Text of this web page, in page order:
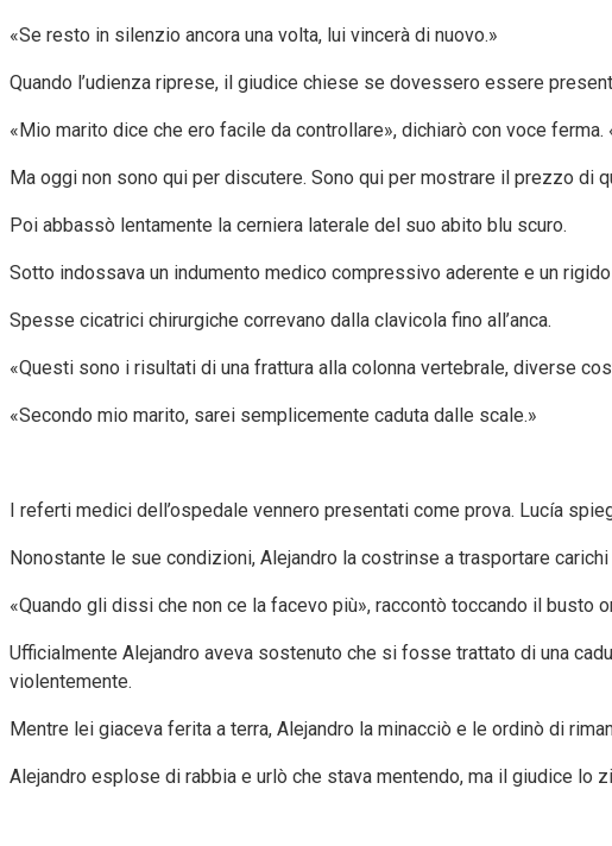
«Se resto in silenzio ancora una volta, lui vincerà di nuovo.»
Quando l’udienza riprese, il giudice chiese se dovessero essere
«Mio marito dice che ero facile da controllare», dichiarò con voce ferma.
Ma oggi non sono qui per discutere. Sono qui per mostrare il prezzo di
Poi abbassò lentamente la cerniera laterale del suo abito blu scuro.
Sotto indossava un indumento medico compressivo aderente e un
Spesse cicatrici chirurgiche correvano dalla clavicola fino all’anca.
«Questi sono i risultati di una frattura alla colonna vertebrale, diverse
«Secondo mio marito, sarei semplicemente caduta dalle scale.»
I referti medici dell’ospedale vennero presentati come prova. Lucía
Nonostante le sue condizioni, Alejandro la costrinse a trasportare
«Quando gli dissi che non ce la facevo più», raccontò toccando il busto
Ufficialmente Alejandro aveva sostenuto che si fosse trattato di una
violentemente.
Mentre lei giaceva ferita a terra, Alejandro la minacciò e le ordinò di
Alejandro esplose di rabbia e urlò che stava mentendo, ma il giudice lo